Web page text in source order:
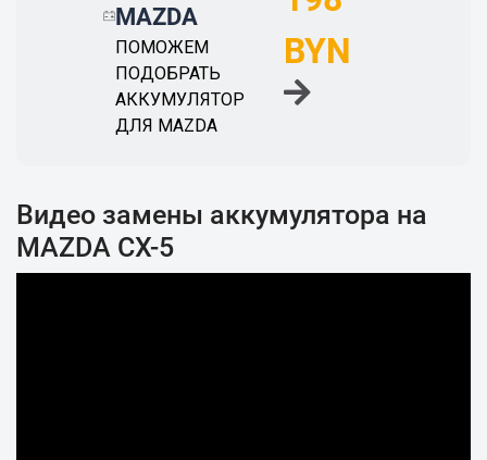
MAZDA
ПОМОЖЕМ
ПОДОБРАТЬ
АККУМУЛЯТОР
ДЛЯ MAZDA
BYN
Видео замены аккумулятора на
MAZDA CX-5